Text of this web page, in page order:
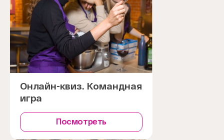
Онлайн-квиз. Командная
игра
Посмотреть